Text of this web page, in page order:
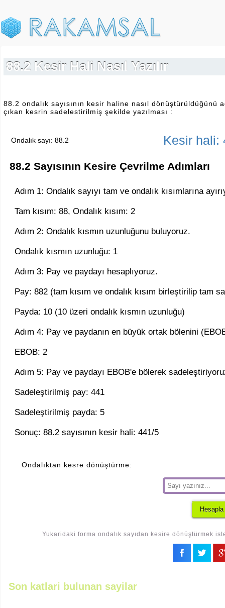
88.2 Kesir Hali Nasıl Yazılır
88.2 ondalık sayısının kesir haline nasıl dönüştürüldüğünü
çıkan kesrin sadelestirilmiş şekilde yazılması :
Ondalık sayı: 88.2 Kesir hali:
88.2 Sayısının Kesire Çevrilme Adımları
Adım 1: Ondalık sayıyı tam ve ondalık kısımlarına
Tam kısım: 88, Ondalık kısım: 2
Adım 2: Ondalık kısmın uzunluğunu buluyoruz.
Ondalık kısmın uzunluğu: 1
Adım 3: Pay ve paydayı hesaplıyoruz.
Pay: 882 (tam kısım ve ondalık kısım birleştirilip tam
Payda: 10 (10 üzeri ondalık kısmın uzunluğu)
Adım 4: Pay ve paydanın en büyük ortak bölenini
EBOB: 2
Adım 5: Pay ve paydayı EBOB'e bölerek
Sadeleştirilmiş pay: 441
Sadeleştirilmiş payda: 5
Sonuç: 88.2 sayısının kesir hali: 441/5
Ondalıktan kesre dönüştürme:
Yukaridaki forma ondalık sayıdan kesire dönüştürmek
Son katlari bulunan sayilar